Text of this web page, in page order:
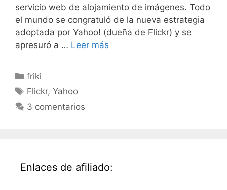
servicio web de alojamiento de imágenes. Todo
el mundo se congratuló de la nueva estrategia
adoptada por Yahoo! (dueña de Flickr) y se
apresuró a … Leer más
Categorías
friki
Etiquetas
Flickr,Yahoo
3 comentarios
Enlaces de afiliado: